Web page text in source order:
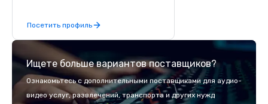
retreat with us is easy and our pricing
is affordable. We are the perfect
location for your day or overnight
corporate offsite retreat! With a wide
variety of activities available, you can
choose what would suit your team
best. Sonoma Zipline Adventures is a
Посетить профиль
Ищете больше вариантов поставщиков?
Ознакомьтесь с дополнительными поставщиками для аудио-
видео услуг, развлечений, транспорта и других нужд